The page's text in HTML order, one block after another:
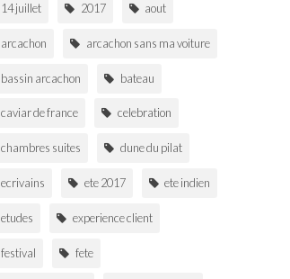
NOUS ÉCRIRE
14 juillet 2017 aout
arcachon arcachon sans ma voiture
bassin arcachon bateau
caviar de france celebration
chambres suites dune du pilat
ecrivains ete 2017 ete indien
etudes experience client
festival fete